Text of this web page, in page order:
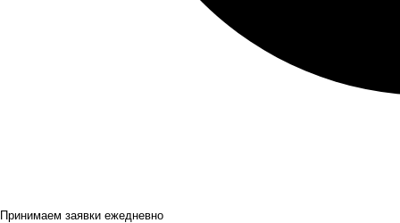
Принимаем заявки ежедневно